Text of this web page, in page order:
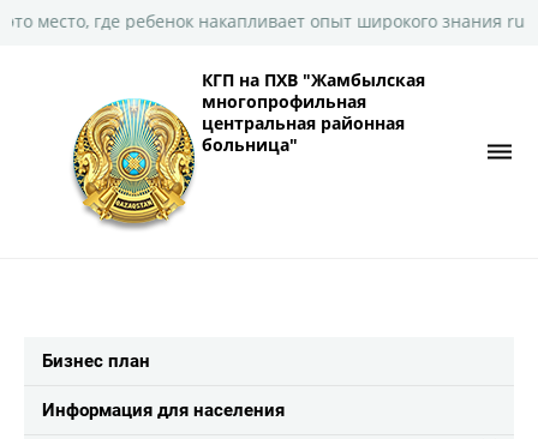
где ребенок накапливает опыт широкого знания ru
КГП на ПХВ "Жамбылская
многопрофильная
центральная районная
больница"
Бизнес план
Информация для населения